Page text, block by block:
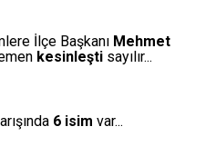
İlçe Başkanı Mehmet
kesinleşti sayılır...
6 isim var...